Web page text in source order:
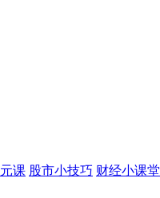
课 股市小技巧 财经小课堂